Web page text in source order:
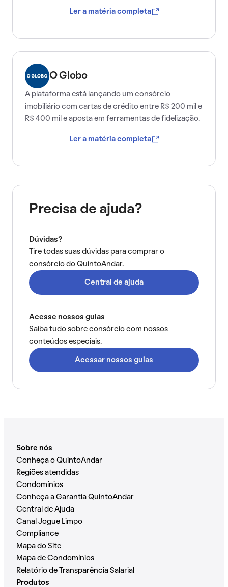
Ler a matéria completa
O Globo
A plataforma está lançando um consórcio
imobiliário com cartas de crédito entre R$ 200 mil e
R$ 400 mil e aposta em ferramentas de fidelização.
Ler a matéria completa
Precisa de ajuda?
Dúvidas?
Tire todas suas dúvidas para comprar o
consórcio do QuintoAndar.
Central de ajuda
Acesse nossos guias
Saiba tudo sobre consórcio com nossos
conteúdos especiais.
Acessar nossos guias
Sobre nós
Conheça o QuintoAndar
Regiões atendidas
Condomínios
Conheça a Garantia QuintoAndar
Central de Ajuda
Canal Jogue Limpo
Compliance
Mapa do Site
Mapa de Condomínios
Relatório de Transparência Salarial
Produtos